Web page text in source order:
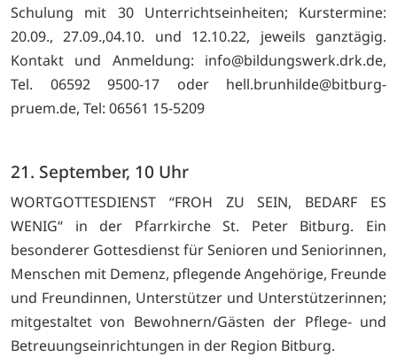
Schulung mit 30 Unterrichtseinheiten; Kurstermine:
20.09., 27.09.,04.10. und 12.10.22, jeweils ganztägig.
Kontakt und Anmeldung: info@bildungswerk.drk.de,
Tel. 06592 9500-17 oder hell.brunhilde@bitburg-
pruem.de, Tel: 06561 15-5209
21. September, 10 Uhr
WORTGOTTESDIENST “FROH ZU SEIN, BEDARF ES
WENIG“ in der Pfarrkirche St. Peter Bitburg. Ein
besonderer Gottesdienst für Senioren und Seniorinnen,
Menschen mit Demenz, pflegende Angehörige, Freunde
und Freundinnen, Unterstützer und Unterstützerinnen;
mitgestaltet von Bewohnern/Gästen der Pflege- und
Betreuungseinrichtungen in der Region Bitburg.